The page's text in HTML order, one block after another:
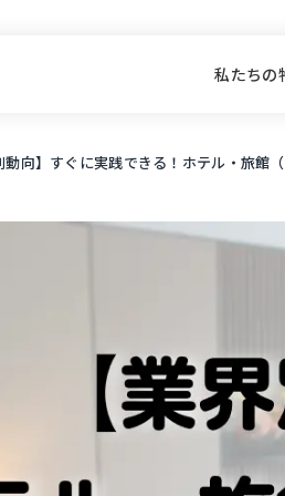
私たちの
動向】すぐに実践できる！ホテル・旅館